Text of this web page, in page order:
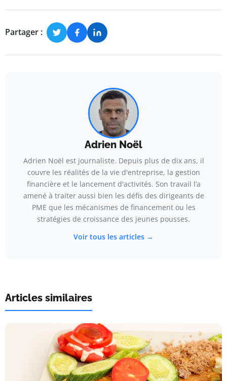
Partager :
Adrien Noël
Adrien Noël est journaliste. Depuis plus de dix ans, il
couvre les réalités de la vie d'entreprise, la gestion
financière et le lancement d'activités. Son travail l’a
amené à traiter aussi bien les défis des dirigeants de
PME que les mécanismes de financement ou les
stratégies de croissance des jeunes pousses.
Voir tous les articles →
Articles similaires